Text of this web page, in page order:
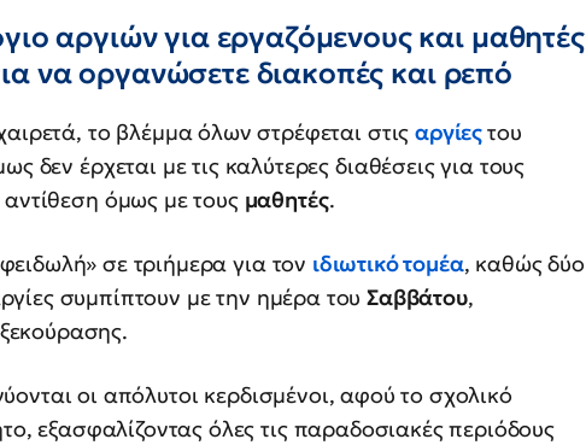
αργιών για εργαζόμενους και μαθητές
να οργανώσετε διακοπές και ρεπό
το βλέμμα όλων στρέφεται στιςαργίεςτου
δεν έρχεται με τις καλύτερες διαθέσεις για τους
όμως με τους μαθητές.
σε τριήμερα για τον ιδιωτικό τομέα, καθώς δύο
συμπίπτουν με την ημέρα τουΣαββάτου,
οι απόλυτοι κερδισμένοι, αφού το σχολικό
εξασφαλίζοντας όλες τις παραδοσιακές περιόδους